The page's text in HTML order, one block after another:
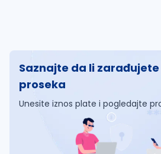
Saznajte da li
proseka
Unesite iznos plate i pogledajte